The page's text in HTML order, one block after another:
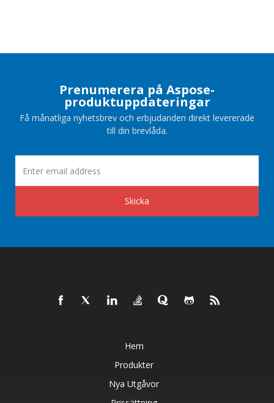
Prenumerera på Aspose-
produktuppdateringar
Få månatliga nyhetsbrev och erbjudanden direkt levererade
till din brevlåda.
Skicka
Hem
Produkter
Nya Utgåvor